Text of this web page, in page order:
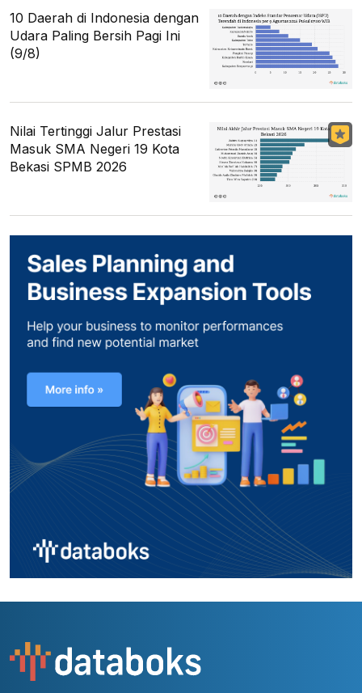
10 Daerah di Indonesia dengan
Udara Paling Bersih Pagi Ini
(9/8)
Nilai Tertinggi Jalur Prestasi
Masuk SMA Negeri 19 Kota
Bekasi SPMB 2026